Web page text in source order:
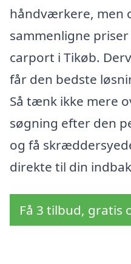
håndværkere, men
sammenligne
carport i Tikøb.
får den bedste
Så tænk ikke mere
søgning efter den
og få
direkte til din
Få 3 tilbud, gratis